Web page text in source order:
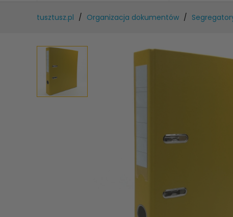
tusztusz.pl Organizacja dokumentów